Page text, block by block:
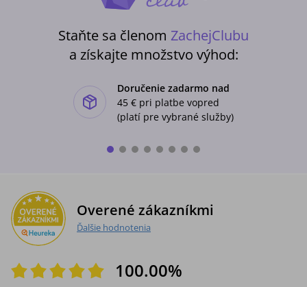
Staňte sa členom ZachejClubu
a získajte množstvo výhod:
Doručenie zadarmo nad
45 € pri platbe vopred
(platí pre vybrané služby)
Overené zákazníkmi
Ďalšie hodnotenia
100.00%